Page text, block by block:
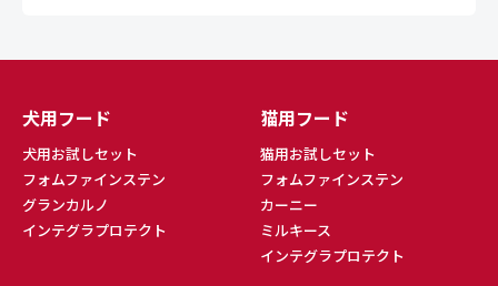
犬用フード
犬用お試しセット
フォムファインステン
グランカルノ
インテグラプロテクト
猫用フード
猫用お試しセット
フォムファインステン
カーニー
ミルキース
インテグラプロテクト